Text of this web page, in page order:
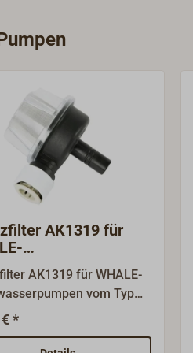
AK1319 für
AK1319 für WHALE-
vom Typ
und
Für 15mm-WHALE-
*